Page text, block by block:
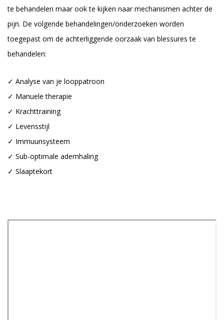
te behandelen maar ook te kijken naar mechanismen achter de
pijn. De volgende behandelingen/onderzoeken worden
toegepast om de achterliggende oorzaak van blessures te
behandelen:
✓ Analyse van je looppatroon
✓ Manuele therapie
✓ Krachttraining
✓ Levensstijl
✓ Immuunsysteem
✓ Sub-optimale ademhaling
✓ Slaaptekort